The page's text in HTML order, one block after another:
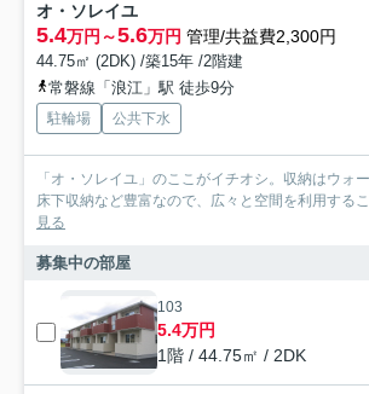
オ・ソレイユ
5.4万円～5.6万円 管理/共益費2,300円
44.75㎡ (2DK) /築15年 /2階建
常磐線「浪江」駅 徒歩9分
駐輪場 公共下水
「オ・ソレイユ」のここがイチオシ。収納はウォ
床下収納など豊富なので、広々と空間を利用する
見る
募集中の部屋
103
5.4万円
1階 / 44.75㎡ / 2DK